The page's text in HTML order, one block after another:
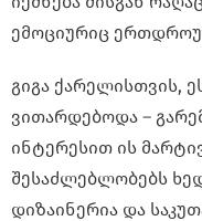
ემოციურიც
გიგა ქარელისთვის,
ვითარდებოდა –
ინტერესით ის
შესაძლებლობებს
დიზაინერია და